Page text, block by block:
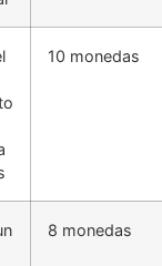
10 monedas
8 monedas